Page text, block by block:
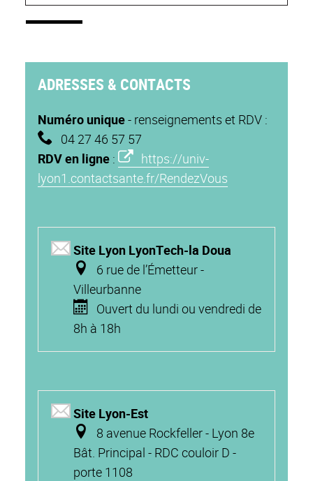
ADRESSES & CONTACTS
Numéro unique- renseignements et RDV :
04 27 46 57 57
RDV en ligne :
https://univ-
lyon1.contactsante.fr/RendezVous
Site Lyon LyonTech-la Doua
6 rue de l’Émetteur -
Villeurbanne
Ouvert du lundi ou vendredi de
8h à 18h
Site Lyon-Est
8 avenue Rockfeller - Lyon 8e
Bât. Principal - RDC couloir D -
porte 1108